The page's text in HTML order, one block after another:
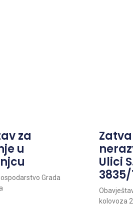
za
u
Grada
Ulici
3835/
kolovoza